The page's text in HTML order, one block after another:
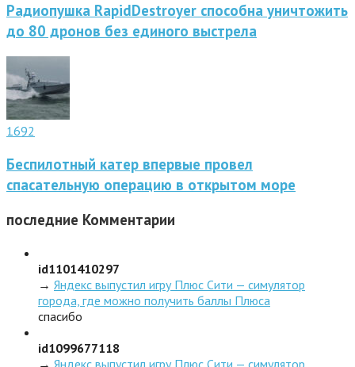
Радиопушка RapidDestroyer способна уничтожить
до 80 дронов без единого выстрела
1692
Беспилотный катер впервые провел
спасательную операцию в открытом море
последние Комментарии
id1101410297
→ Яндекс выпустил игру Плюс Сити — симулятор
города, где можно получить баллы Плюса
спасибо
id1099677118